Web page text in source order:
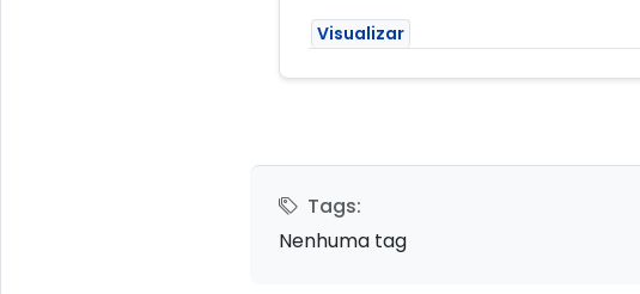
Visualizar
Tags:
Nenhuma tag